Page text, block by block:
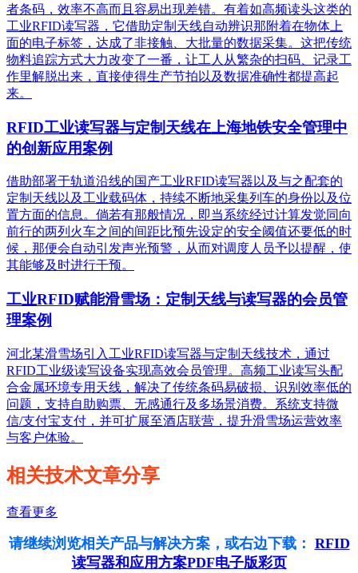
者条码，效率不高而且容易出现差错。有着如高频读头这类的
工业RFID读写器，它借助定制天线自动辨识那附着在物体上
面的电子标签，达成了非接触、大批量的数据采集。这把传统
物料追踪方式大力改变了一番，让工人从繁杂的扫码、记录工
作里解脱出来，直接使得生产节拍以及数据准确性都提高起
来。
RFID工业读写器与定制天线在上海地铁安全管理中
的创新应用案例
借助部署于轨道沿线的国产工业RFID读写器以及与之配套的
定制天线以及工业载码体，持续不断地采集列车的身份以及位
置方面的信息。倘若有那般情况，即当系统经过计算发觉同向
前行的两列火车之间的间距比预先设定的安全阈值还要低的时
候，那便会自动引发声光预警，从而对调度人员予以提醒，使
其能够及时进行干预。
工业RFID赋能滑雪场：定制天线与读写器的会员管
理案例
河北某滑雪场引入工业RFID读写器与定制天线技术，通过
RFID工业级读写设备实现高效会员管理。高频工业读写头配
合金属环境专用天线，解决了传统条码易破损、识别效率低的
问题，支持自助购票、无感通行及多场景消费。系统支持微
信/支付宝支付，并可扩展至酒店联营，提升滑雪场运营效率
与客户体验。
相关技术文章分享
查看更多
请继续浏览相关产品与解决方案，或右边下载： RFID
读写器和应用方案PDF电子版彩页